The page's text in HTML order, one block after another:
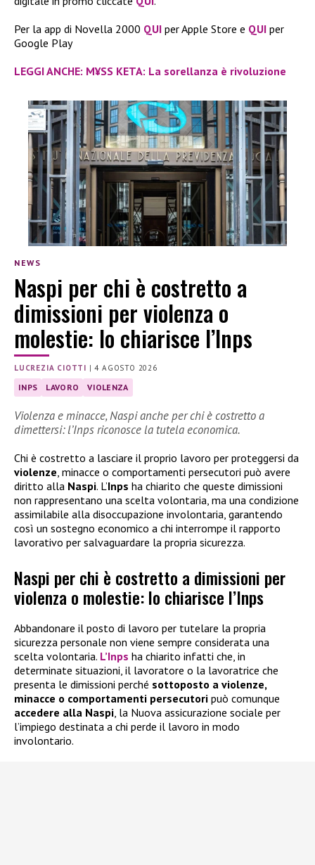
Per la app di Novella 2000 QUI per Apple Store e QUI per
Google Play
LEGGI ANCHE: M¥SS KETA: La sorellanza è rivoluzione
NEWS
Naspi per chi è costretto a
dimissioni per violenza o
molestie: lo chiarisce l’Inps
LUCREZIA CIOTTI |4 AGOSTO 2026
INPS LAVORO VIOLENZA
Violenza e minacce, Naspi anche per chi è costretto a
dimettersi: l’Inps riconosce la tutela economica.
Chi è costretto a lasciare il proprio lavoro per proteggersi da
violenze , minacce o comportamenti persecutori può avere
diritto alla Naspi. L’Inps ha chiarito che queste dimissioni
non rappresentano una scelta volontaria, ma una condizione
assimilabile alla disoccupazione involontaria, garantendo
così un sostegno economico a chi interrompe il rapporto
lavorativo per salvaguardare la propria sicurezza.
Naspi per chi è costretto a dimissioni per
violenza o molestie: lo chiarisce l’Inps
Abbandonare il posto di lavoro per tutelare la propria
sicurezza personale non viene sempre considerata una
scelta volontaria. L’Inps ha chiarito infatti che, in
determinate situazioni, il lavoratore o la lavoratrice che
presenta le dimissioni perché sottoposto a violenze,
minacce o comportamenti persecutori può comunque
accedere alla Naspi , la Nuova assicurazione sociale per
l’impiego destinata a chi perde il lavoro in modo
involontario.